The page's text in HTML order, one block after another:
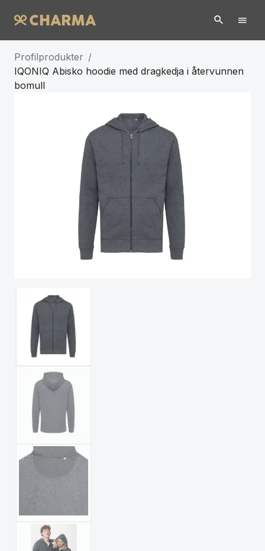
Profilprodukter /
IQONIQ Abisko hoodie med dragkedja i återvunnen
bomull